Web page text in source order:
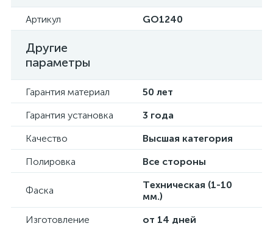
Артикул GO1240
Другие
параметры
Гарантия материал 50 лет
Гарантия установка 3 года
Качество Высшая категория
Полировка Все стороны
Фаска
Техническая (1-10
мм.)
Изготовление от 14 дней